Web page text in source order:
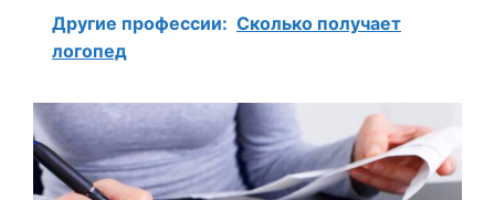
Другие профессии: Сколько получает
логопед